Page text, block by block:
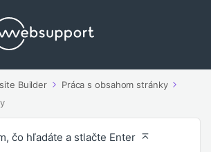
Builder
Práca s obsahom stránky